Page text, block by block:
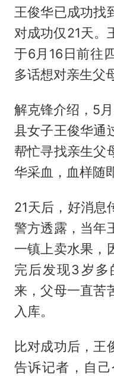
王俊华已成功找
对成功仅21天。
于6月16日前往
多话想对亲生父
解克锋介绍，5
县女子王俊华通
帮忙寻找亲生父
华采血，血样随
21天后，好消息
警方透露，当年
一镇上卖水果，
完后发现3岁多
来，父母一直苦
入库。
比对成功后，王
告诉记者，自